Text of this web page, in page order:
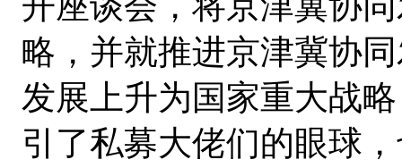
略，并就推进京津冀协
发展上升为国家重大战
引了私募大佬们的眼球